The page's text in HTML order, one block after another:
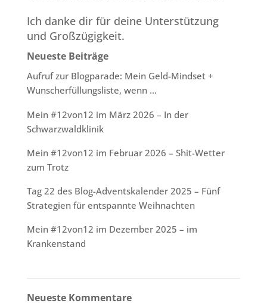
Ich danke dir für deine Unterstützung
und Großzügigkeit.
Neueste Beiträge
Aufruf zur Blogparade: Mein Geld-Mindset +
Wunscherfüllungsliste, wenn …
Mein #12von12 im März 2026 – In der
Schwarzwaldklinik
Mein #12von12 im Februar 2026 – Shit-Wetter
zum Trotz
Tag 22 des Blog-Adventskalender 2025 – Fünf
Strategien für entspannte Weihnachten
Mein #12von12 im Dezember 2025 – im
Krankenstand
Neueste Kommentare